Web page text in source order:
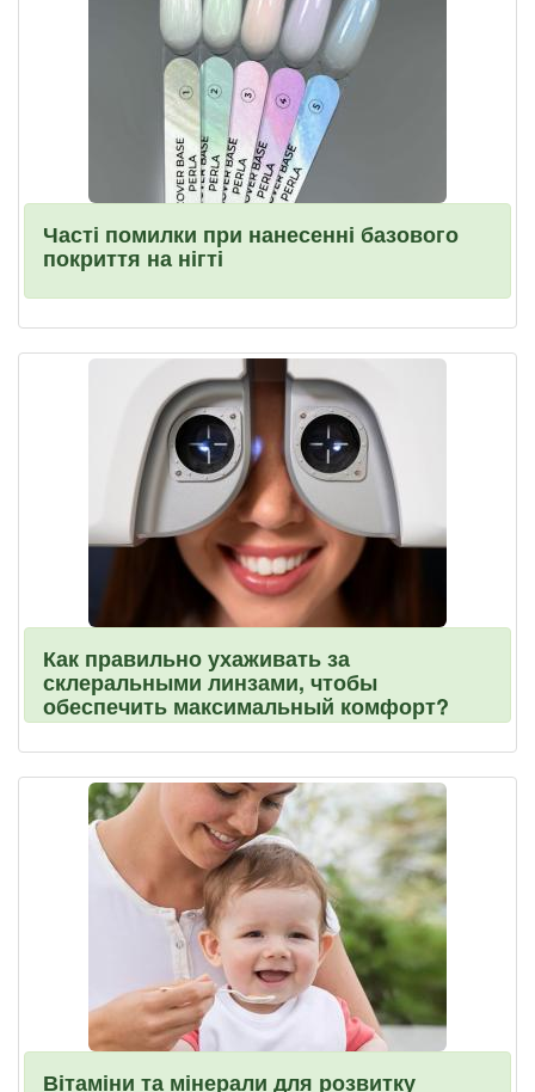
Часті помилки при нанесенні базового
покриття на нігті
Как правильно ухаживать за
склеральными линзами, чтобы
обеспечить максимальный комфорт?
Вітаміни та мінерали для розвитку